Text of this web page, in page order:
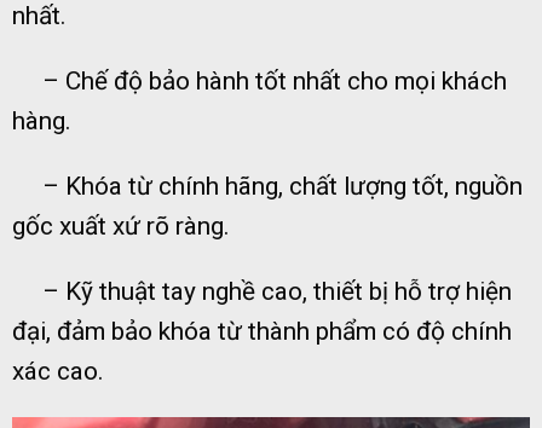
nhất.
– Chế độ bảo hành tốt nhất cho mọi khách
hàng.
– Khóa từ chính hãng, chất lượng tốt, nguồn
gốc xuất xứ rõ ràng.
– Kỹ thuật tay nghề cao, thiết bị hỗ trợ hiện
đại, đảm bảo khóa từ thành phẩm có độ chính
xác cao.